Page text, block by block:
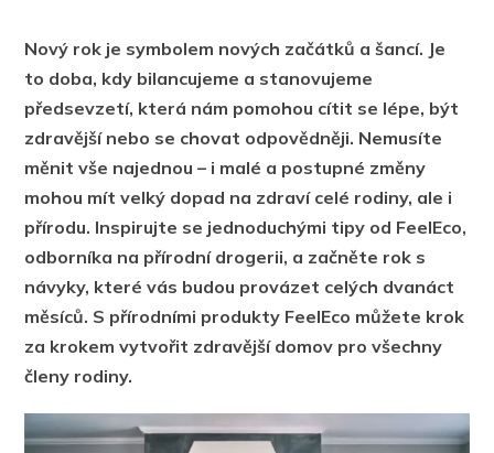
Nový rok je symbolem nových začátků a šancí. Je
to doba, kdy bilancujeme a stanovujeme
předsevzetí, která nám pomohou cítit se lépe, být
zdravější nebo se chovat odpovědněji. Nemusíte
měnit vše najednou – i malé a postupné změny
mohou mít velký dopad na zdraví celé rodiny, ale i
přírodu. Inspirujte se jednoduchými tipy od FeelEco,
odborníka na přírodní drogerii, a začněte rok s
návyky, které vás budou provázet celých dvanáct
měsíců. S přírodními produkty FeelEco můžete krok
za krokem vytvořit zdravější domov pro všechny
členy rodiny.